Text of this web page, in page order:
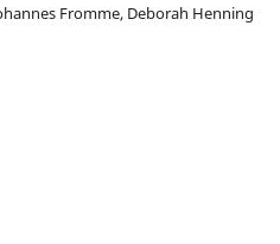
Fromme, Deborah Henning